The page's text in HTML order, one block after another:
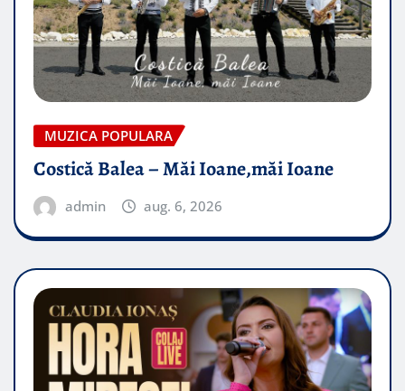
MUZICA POPULARA
Costică Balea – Măi Ioane,măi Ioane
admin aug. 6, 2026